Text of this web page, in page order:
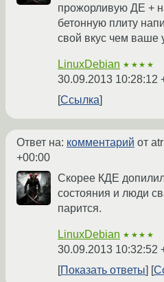
прожорливую ДЕ +
бетонную плиту
свой вкус чем ваше
LinuxDebian ★★★★
30.09.2013 10:28:12
Ссылка
Ответ на: комментарий от
+00:00
Скорее КДЕ
состояния и люди
парится.
LinuxDebian ★★★★
30.09.2013 10:32:52
Показать ответы